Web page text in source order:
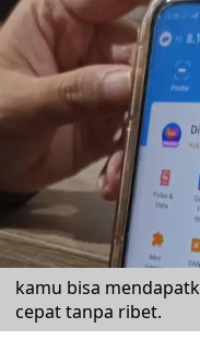
kamu bisa
cepat tanpa ribet.